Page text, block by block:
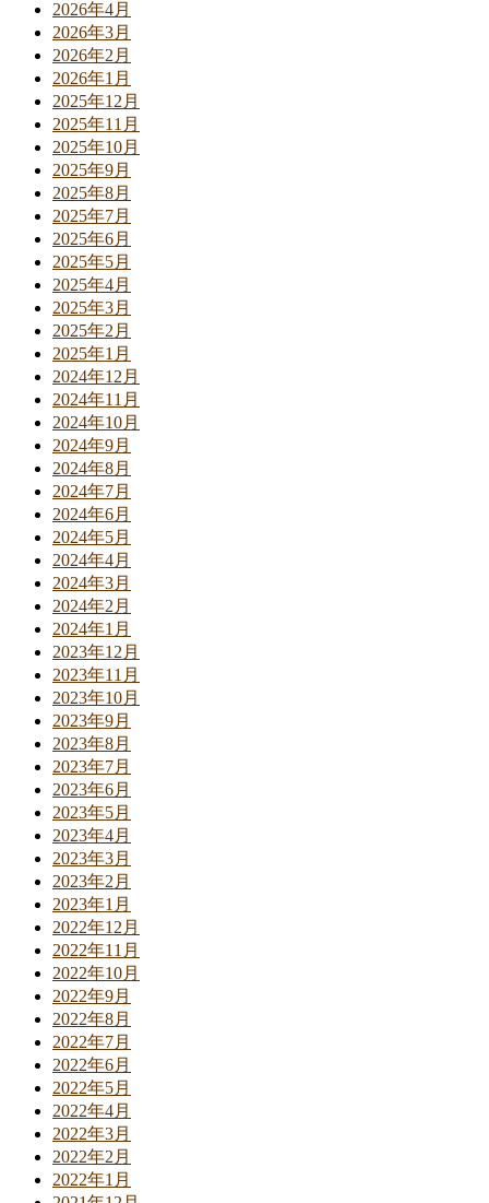
2026年4月
2026年3月
2026年2月
2026年1月
2025年12月
2025年11月
2025年10月
2025年9月
2025年8月
2025年7月
2025年6月
2025年5月
2025年4月
2025年3月
2025年2月
2025年1月
2024年12月
2024年11月
2024年10月
2024年9月
2024年8月
2024年7月
2024年6月
2024年5月
2024年4月
2024年3月
2024年2月
2024年1月
2023年12月
2023年11月
2023年10月
2023年9月
2023年8月
2023年7月
2023年6月
2023年5月
2023年4月
2023年3月
2023年2月
2023年1月
2022年12月
2022年11月
2022年10月
2022年9月
2022年8月
2022年7月
2022年6月
2022年5月
2022年4月
2022年3月
2022年2月
2022年1月